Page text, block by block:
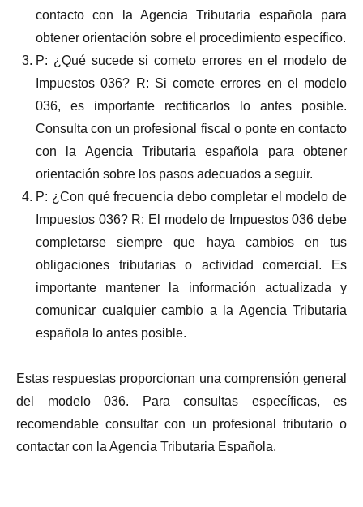
contacto con la Agencia Tributaria española para
obtener orientación sobre el procedimiento específico.
P: ¿Qué sucede si cometo errores en el modelo de
Impuestos 036? R: Si comete errores en el modelo
036, es importante rectificarlos lo antes posible.
Consulta con un profesional fiscal o ponte en contacto
con la Agencia Tributaria española para obtener
orientación sobre los pasos adecuados a seguir.
P: ¿Con qué frecuencia debo completar el modelo de
Impuestos 036? R: El modelo de Impuestos 036 debe
completarse siempre que haya cambios en tus
obligaciones tributarias o actividad comercial. Es
importante mantener la información actualizada y
comunicar cualquier cambio a la Agencia Tributaria
española lo antes posible.
Estas respuestas proporcionan una comprensión general
del modelo 036. Para consultas específicas, es
recomendable consultar con un profesional tributario o
contactar con la Agencia Tributaria Española.